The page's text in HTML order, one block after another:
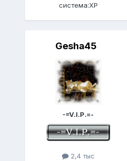
система:XP
Gesha45
-=V.I.P.=-
2,4 тыс